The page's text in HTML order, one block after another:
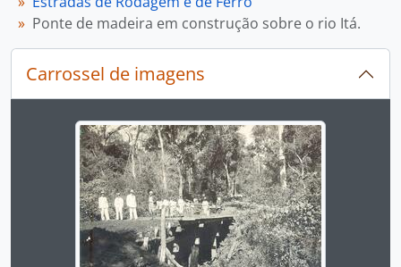
Ponte de madeira em construção sobre o rio Itá.
Carrossel de imagens
Ao alterar o slide atual deste carrossel, o título